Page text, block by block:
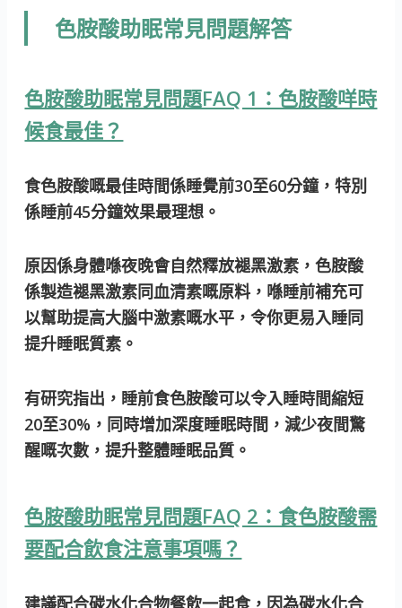
色胺酸助眠常見問題解答
色胺酸助眠常見問題FAQ 1：色胺酸咩時
候食最佳？
食色胺酸嘅最佳時間係睡覺前30至60分鐘，特別
係睡前45分鐘效果最理想。
原因係身體喺夜晚會自然釋放褪黑激素，色胺酸
係製造褪黑激素同血清素嘅原料，喺睡前補充可
以幫助提高大腦中激素嘅水平，令你更易入睡同
提升睡眠質素。
有研究指出，睡前食色胺酸可以令入睡時間縮短
20至30%，同時增加深度睡眠時間，減少夜間驚
醒嘅次數，提升整體睡眠品質。
色胺酸助眠常見問題FAQ 2：食色胺酸需
要配合飲食注意事項嗎？
建議配合碳水化合物餐飲一起食，因為碳水化合